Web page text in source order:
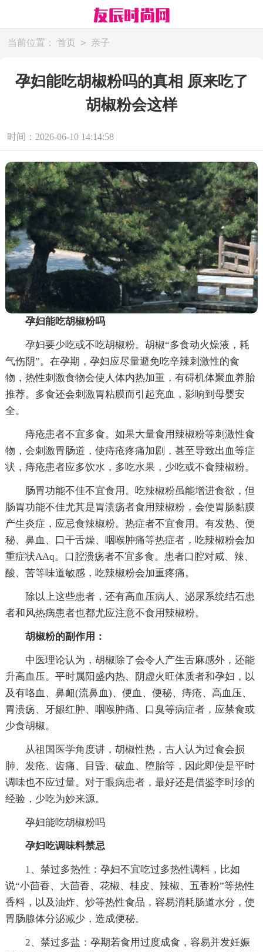
当前位置： 首页 > 亲子
孕妇能吃胡椒粉吗的真相 原来吃了
胡椒粉会这样
时间：2026-06-10 14:14:58
孕妇能吃胡椒粉吗
孕妇要少吃或不吃胡椒粉。胡椒“多食动火燥液，耗
气伤阴”。在孕期，孕妇应尽量避免吃辛辣刺激性的食
物，热性刺激食物会使人体内热加重，有碍机体聚血养胎
推荐。多食还会刺激胃粘膜而引起充血，影响到母婴安
全。
痔疮患者不宜多食。如果大量食用辣椒粉等刺激性食
物，会刺激胃肠道，使痔疮疼痛加剧，甚至导致出血等症
状，痔疮患者应多饮水，多吃水果，少吃或不食辣椒粉。
肠胃功能不佳不宜食用。吃辣椒粉虽能增进食欲，但
肠胃功能不佳尤其是胃溃疡者食用辣椒粉，会使胃肠黏膜
产生炎症，应忌食辣椒粉。热症者不宜食用。有发热、便
秘、鼻血、口干舌燥、咽喉肿痛等热症者，吃辣椒粉会加
重症状AAq。口腔溃疡者不宜多食。患者口腔对咸、辣、
酸、苦等味道敏感，吃辣椒粉会加重疼痛。
除以上这些患者，还有高血压病人、泌尿系统结石患
者和风热病患者也都尤应注意不食用辣椒粉。
胡椒粉的副作用：
中医理论认为，胡椒除了会令人产生舌麻感外，还能
升高血压。平时属阳盛内热、阴虚火旺体质者和孕妇，以
及有咯血、鼻衄(流鼻血)、便血、便秘、痔疮、高血压、
胃溃疡、牙龈红肿、咽喉肿痛、口臭等病症者，应禁食或
少食胡椒。
从祖国医学角度讲，胡椒性热，古人认为过食会损
肺、发疮、齿痛、目昏、破血、堕胎等，因此即使是平时
调味也不应过量。对于眼病患者，最好还是借鉴李时珍的
经验，少吃为妙来源。
孕妇能吃胡椒粉吗
孕妇吃调味料禁忌
1、禁过多热性：孕妇不宜吃过多热性调料，比如
说“小茴香、大茴香、花椒、桂皮、辣椒、五香粉”等热性
香料，以及油炸、炒等热性食品，容易消耗肠道水分，使
胃肠腺体分泌减少，造成便秘。
2、禁过多盐：孕期若食用过度成食，容易并发妊娠